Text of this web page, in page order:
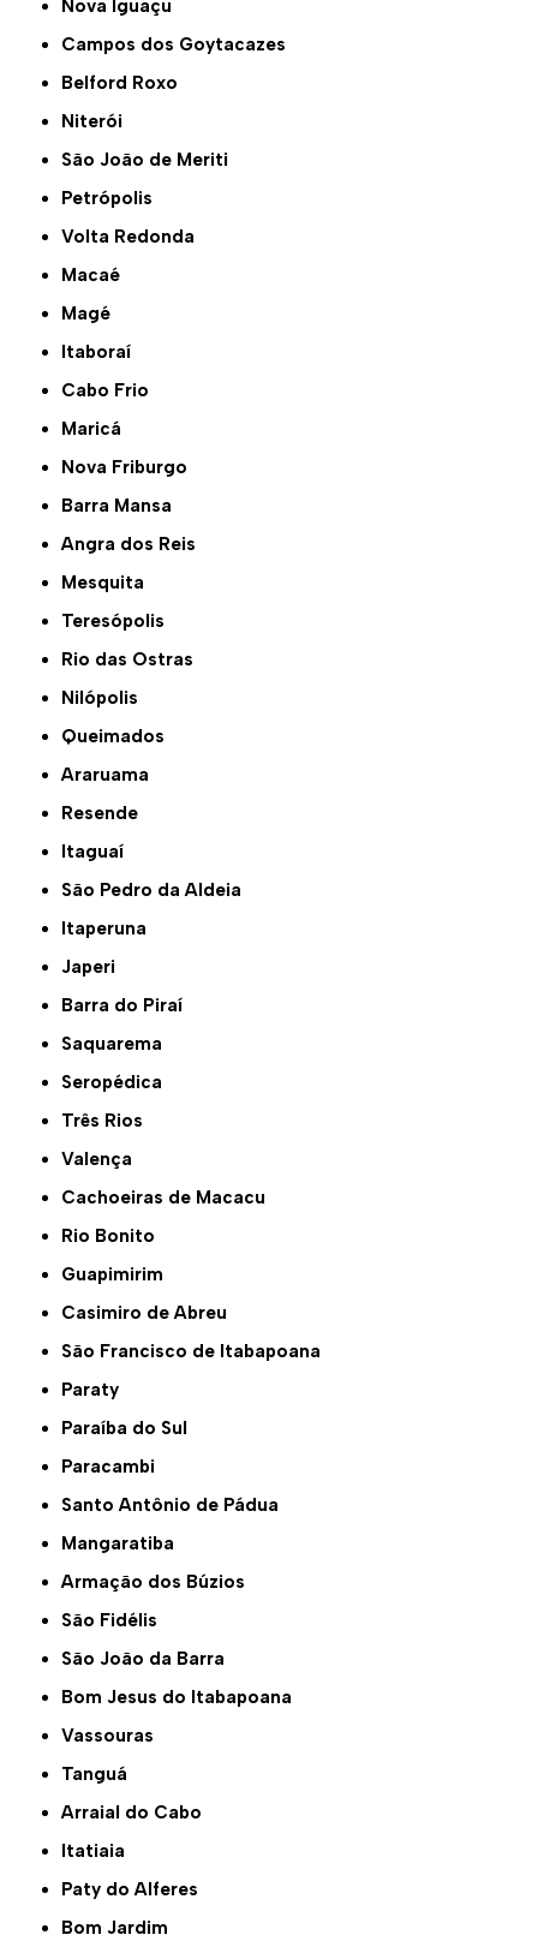
Nova Iguaçu
Campos dos Goytacazes
Belford Roxo
Niterói
São João de Meriti
Petrópolis
Volta Redonda
Macaé
Magé
Itaboraí
Cabo Frio
Maricá
Nova Friburgo
Barra Mansa
Angra dos Reis
Mesquita
Teresópolis
Rio das Ostras
Nilópolis
Queimados
Araruama
Resende
Itaguaí
São Pedro da Aldeia
Itaperuna
Japeri
Barra do Piraí
Saquarema
Seropédica
Três Rios
Valença
Cachoeiras de Macacu
Rio Bonito
Guapimirim
Casimiro de Abreu
São Francisco de Itabapoana
Paraty
Paraíba do Sul
Paracambi
Santo Antônio de Pádua
Mangaratiba
Armação dos Búzios
São Fidélis
São João da Barra
Bom Jesus do Itabapoana
Vassouras
Tanguá
Arraial do Cabo
Itatiaia
Paty do Alferes
Bom Jardim